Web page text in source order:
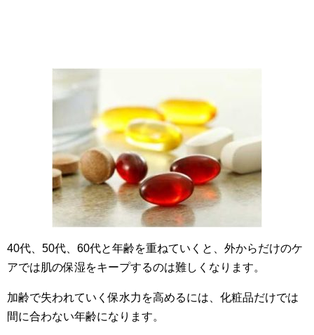
40代、50代、60代と年齢を重ねていくと、外からだけのケ
アでは肌の保湿をキープするのは難しくなります。
加齢で失われていく保水力を高めるには、化粧品だけでは
間に合わない年齢になります。